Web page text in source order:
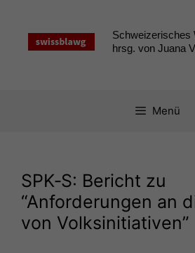
springen
Schweizerisches
hrsg. von Juana
Menü
SPK‑S: Bericht zu
“Anforderungen an
von Volksinitiativen”